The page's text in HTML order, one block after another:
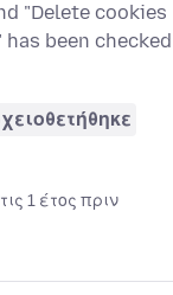
"Delete cookies
been checked
1 έτος πριν